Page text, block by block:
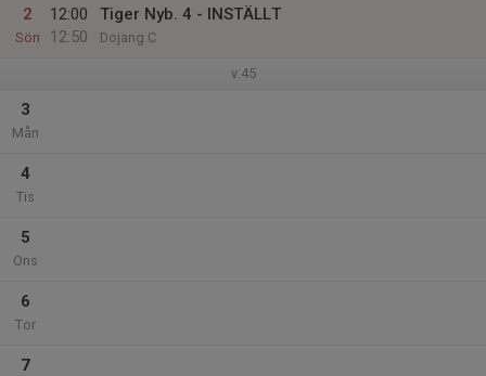
2
Sön
12:00
12:50
Tiger Nyb. 4 - INSTÄLLT
Dojang C
v.45
3
Mån
4
Tis
5
Ons
6
Tor
7